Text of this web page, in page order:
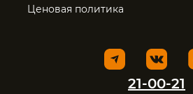
Ценовая политика
21-00-21